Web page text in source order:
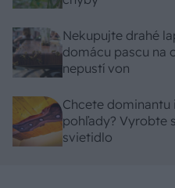
Nekupujte drahé
domácu pascu na
nepustí von
Chcete
pohľady? Vyrobte
svietidlo